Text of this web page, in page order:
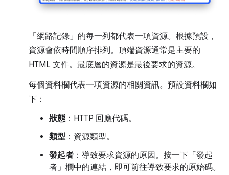
「網路記錄」 的每一列都代表一項資源。根據預設，
資源會依時間順序排列。頂端資源通常是主要的
HTML 文件。最底層的資源是最後要求的資源。
每個資料欄代表一項資源的相關資訊。預設資料欄如
下：
狀態：HTTP 回應代碼。
類型 ：資源類型。
發起者 ：導致要求資源的原因。按一下「發起
者」欄中的連結，即可前往導致要求的原始碼。